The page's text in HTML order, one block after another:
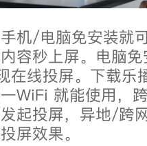
机/电脑免安装就
容秒上屏。电脑
在线投屏。下载乐
WiFi 就能使用，
起投屏， 异地/跨
屏效果。